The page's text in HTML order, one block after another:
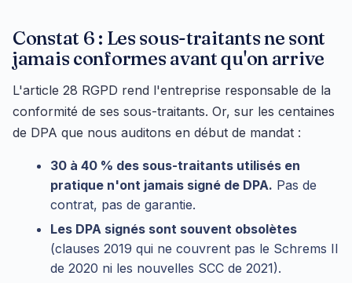
Constat 6 : Les sous-traitants ne sont
jamais conformes avant qu'on arrive
L'article 28 RGPD rend l'entreprise responsable de la
conformité de ses sous-traitants. Or, sur les centaines
de DPA que nous auditons en début de mandat :
30 à 40 % des sous-traitants utilisés en
pratique n'ont jamais signé de DPA. Pas de
contrat, pas de garantie.
Les DPA signés sont souvent obsolètes
(clauses 2019 qui ne couvrent pas le Schrems II
de 2020 ni les nouvelles SCC de 2021).